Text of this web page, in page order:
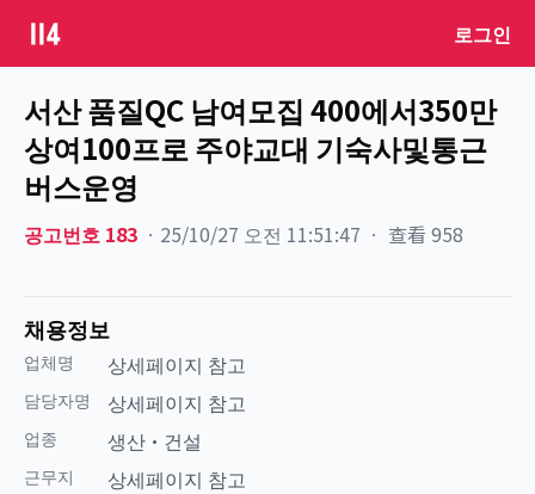
로그인
서산 품질QC 남여모집 400에서350만
상여100프로 주야교대 기숙사및통근
버스운영
공고번호 183 ㆍ 25/10/27 오전 11:51:47 ㆍ 查看 958
채용정보
업체명 상세페이지 참고
담당자명 상세페이지 참고
업종 생산·건설
근무지 상세페이지 참고